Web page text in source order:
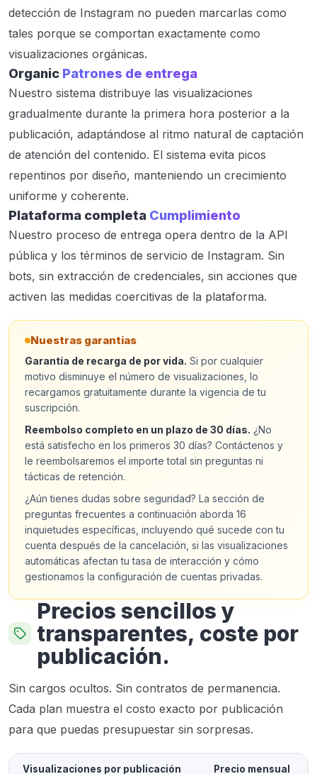
detección de Instagram no pueden marcarlas como
tales porque se comportan exactamente como
visualizaciones orgánicas.
Organic Patrones de entrega
Nuestro sistema distribuye las visualizaciones
gradualmente durante la primera hora posterior a la
publicación, adaptándose al ritmo natural de captación
de atención del contenido. El sistema evita picos
repentinos por diseño, manteniendo un crecimiento
uniforme y coherente.
Plataforma completa Cumplimiento
Nuestro proceso de entrega opera dentro de la API
pública y los términos de servicio de Instagram. Sin
bots, sin extracción de credenciales, sin acciones que
activen las medidas coercitivas de la plataforma.
Nuestras garantias
Garantía de recarga de por vida. Si por cualquier
motivo disminuye el número de visualizaciones, lo
recargamos gratuitamente durante la vigencia de tu
suscripción.
Reembolso completo en un plazo de 30 días. ¿No
está satisfecho en los primeros 30 días? Contáctenos y
le reembolsaremos el importe total sin preguntas ni
tácticas de retención.
¿Aún tienes dudas sobre seguridad? La sección de
preguntas frecuentes a continuación aborda 16
inquietudes específicas, incluyendo qué sucede con tu
cuenta después de la cancelación, si las visualizaciones
automáticas afectan tu tasa de interacción y cómo
gestionamos la configuración de cuentas privadas.
Precios sencillos y
transparentes, coste por
publicación.
Sin cargos ocultos. Sin contratos de permanencia.
Cada plan muestra el costo exacto por publicación
para que puedas presupuestar sin sorpresas.
Visualizaciones por publicación Precio mensual